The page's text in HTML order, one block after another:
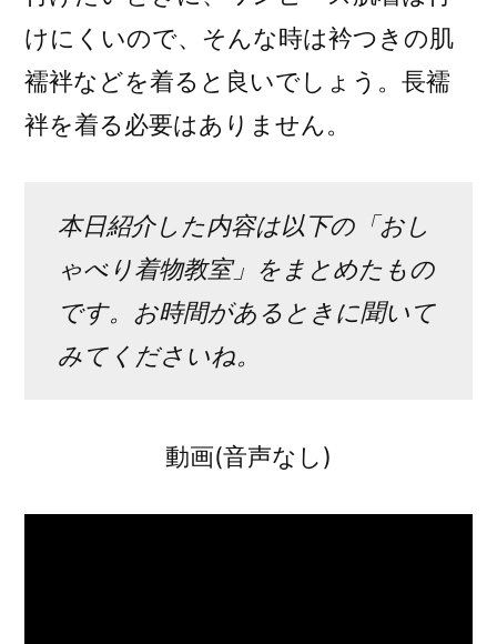
けにくいので、そんな時は衿つきの肌
襦袢などを着ると良いでしょう。長襦
袢を着る必要はありません。
本日紹介した内容は以下の「おし
ゃべり着物教室」をまとめたもの
です。お時間があるときに聞いて
みてくださいね。
動画(音声なし)